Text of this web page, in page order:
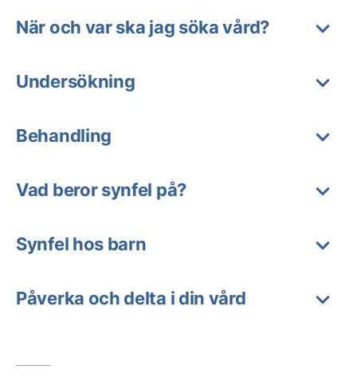
När och var ska jag söka vård?
Undersökning
Behandling
Vad beror synfel på?
Synfel hos barn
Påverka och delta i din vård